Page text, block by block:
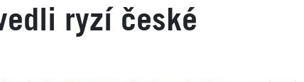
ryzí české